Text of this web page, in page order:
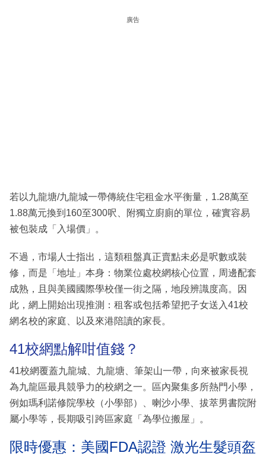
廣告
若以九龍塘/九龍城一帶傳統住宅租金水平衡量，1.28萬至
1.88萬元換到160至300呎、附獨立廚廁的單位，確實容易
被包裝成「入場價」。
不過，市場人士指出，這類租盤真正賣點未必是呎數或裝
修，而是「地址」本身：物業位處校網核心位置，周邊配套
成熟，且與美國國際學校僅一街之隔，地段辨識度高。因
此，網上開始出現推測：租客或包括希望把子女送入41校
網名校的家庭、以及來港陪讀的家長。
41校網點解咁值錢？
41校網覆蓋九龍城、九龍塘、筆架山一帶，向來被家長視
為九龍區最具競爭力的校網之一。區內聚集多所熱門小學，
例如瑪利諾修院學校（小學部）、喇沙小學、拔萃男書院附
屬小學等，長期吸引跨區家庭「為學位搬屋」。
限時優惠：美國FDA認證 激光生髮頭盔